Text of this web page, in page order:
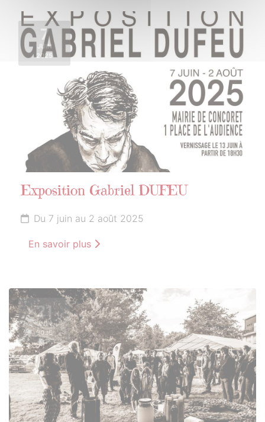
7
JUIN
2025
Exposition Gabriel DUFEU
Du 7 juin au 2 août 2025
En savoir plus
21
JUIN
2025